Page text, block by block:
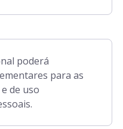
poderá
para as
de uso